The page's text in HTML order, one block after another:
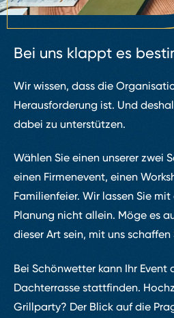
Bei uns klappt es
Wir wissen, dass die
Herausforderung ist. Und
dabei zu unterstützen.
Wählen Sie einen unserer zwei
einen Firmenevent, einen
Familienfeier. Wir lassen Sie
Planung nicht allein. Möge es
dieser Art sein, mit uns schaffen
Bei Schönwetter kann Ihr Event
Dachterrasse stattfinden.
Grillparty? Der Blick auf die